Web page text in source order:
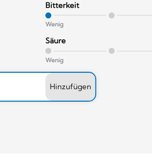
Bitterkeit
Wenig
Säure
Wenig
Hinzufügen